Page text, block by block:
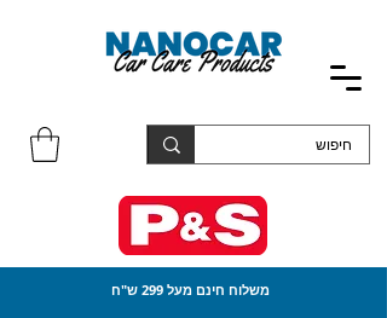
משלוח חינם מעל 299 ש"ח